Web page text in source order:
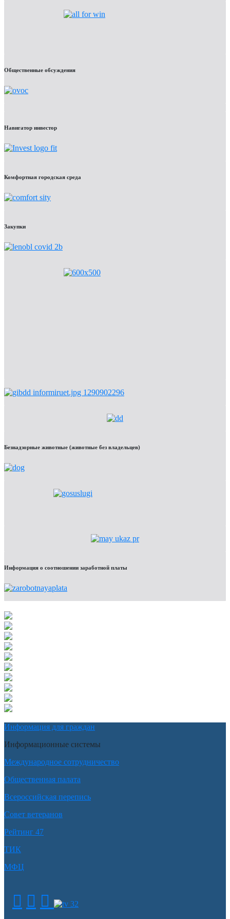
Общественные обсуждения
Навигатор инвестор
Комфортная городская среда
Закупки
Безнадзорные животные (животные без владельцев)
Информация о соотношении заработной платы
Информация для граждан
Информационные системы
Международное сотрудничество
Общественная палата
Всероссийская перепись
Совет ветеранов
Рейтинг 47
ТИК
МФЦ